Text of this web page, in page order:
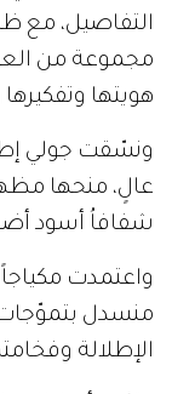
التفاصيل، مع
مجموعة من
هويتها وتفكيرها
ونسّقت جولي
عالٍ، منحها
شفافاُ أسود
واعتمدت
منسدل
الإطلالة